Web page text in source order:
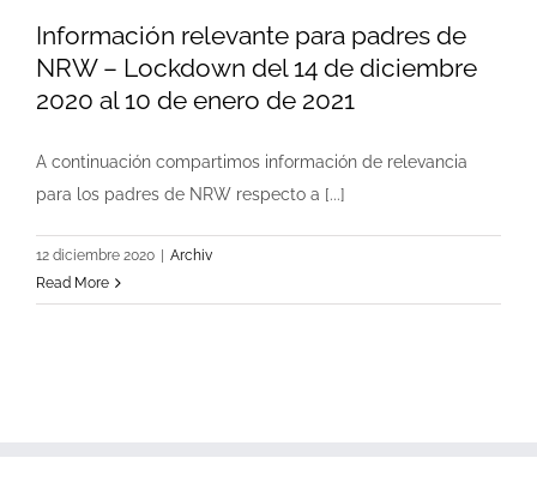
Información relevante para padres de
NRW – Lockdown del 14 de diciembre
2020 al 10 de enero de 2021
A continuación compartimos información de relevancia
para los padres de NRW respecto a [...]
12 diciembre 2020 | Archiv
Read More